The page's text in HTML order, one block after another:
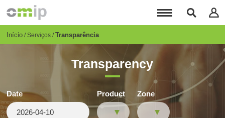
para
conteúdo
Breadcrumb
Início Serviços Transparência
Transparency
Date Product Zone